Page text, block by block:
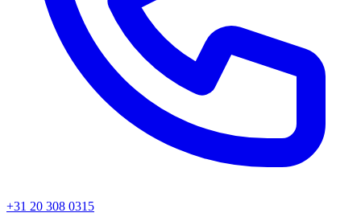
+31 20 308 0315